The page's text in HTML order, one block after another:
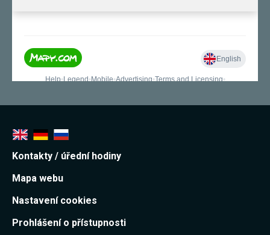
Kontakty / úřední hodiny
Mapa webu
Nastavení cookies
Prohlášení o přístupnosti